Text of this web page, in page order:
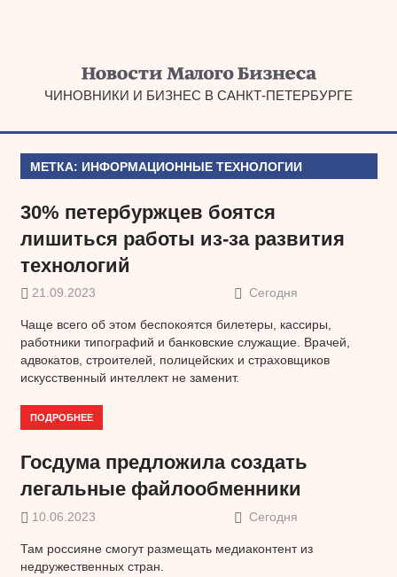
ЧИНОВНИКИ И БИЗНЕС В САНКТ-ПЕТЕРБУРГЕ
МЕТКА: ИНФОРМАЦИОННЫЕ ТЕХНОЛОГИИ
30% петербуржцев боятся
лишиться работы из-за развития
технологий
21.09.2023 Сегодня
Чаще всего об этом беспокоятся билетеры, кассиры,
работники типографий и банковские служащие. Врачей,
адвокатов, строителей, полицейских и страховщиков
искусственный интеллект не заменит.
ПОДРОБНЕЕ
Госдума предложила создать
легальные файлообменники
10.06.2023 Сегодня
Там россияне смогут размещать медиаконтент из
недружественных стран.